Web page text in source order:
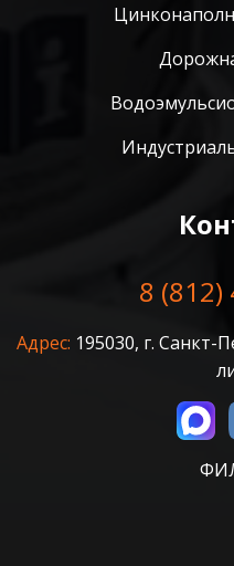
8 (812)
Адрес: 195030, г. Санкт-